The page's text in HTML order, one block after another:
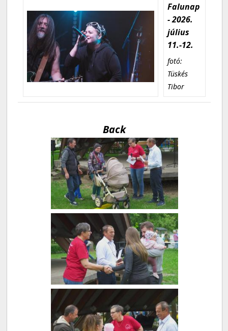
Falunap
- 2026.
július
11.-12.
fotó:
Tüskés
Tibor
Back